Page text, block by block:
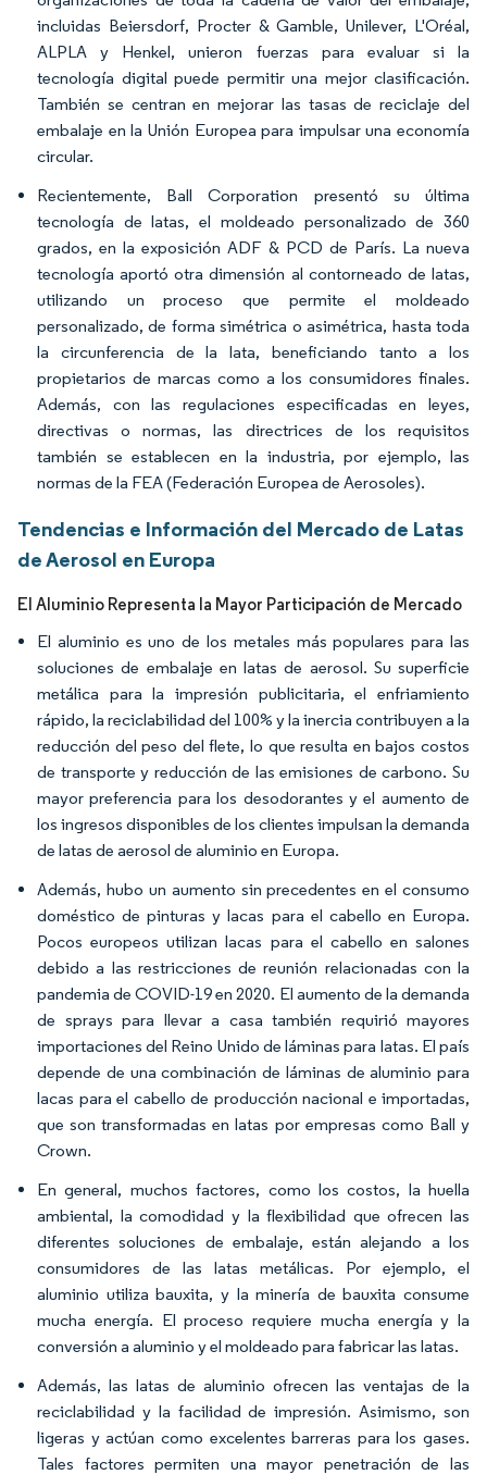
incluidas Beiersdorf, Procter & Gamble, Unilever, L'Oréal,
ALPLA y Henkel, unieron fuerzas para evaluar si la
tecnología digital puede permitir una mejor clasificación.
También se centran en mejorar las tasas de reciclaje del
embalaje en la Unión Europea para impulsar una economía
circular.
Recientemente, Ball Corporation presentó su última
tecnología de latas, el moldeado personalizado de 360
grados, en la exposición ADF & PCD de París. La nueva
tecnología aportó otra dimensión al contorneado de latas,
utilizando un proceso que permite el moldeado
personalizado, de forma simétrica o asimétrica, hasta toda
la circunferencia de la lata, beneficiando tanto a los
propietarios de marcas como a los consumidores finales.
Además, con las regulaciones especificadas en leyes,
directivas o normas, las directrices de los requisitos
también se establecen en la industria, por ejemplo, las
normas de la FEA (Federación Europea de Aerosoles).
Tendencias e Información del Mercado de Latas
de Aerosol en Europa
El Aluminio Representa la Mayor Participación de Mercado
El aluminio es uno de los metales más populares para las
soluciones de embalaje en latas de aerosol. Su superficie
metálica para la impresión publicitaria, el enfriamiento
rápido, la reciclabilidad del 100% y la inercia contribuyen a la
reducción del peso del flete, lo que resulta en bajos costos
de transporte y reducción de las emisiones de carbono. Su
mayor preferencia para los desodorantes y el aumento de
los ingresos disponibles de los clientes impulsan la demanda
de latas de aerosol de aluminio en Europa.
Además, hubo un aumento sin precedentes en el consumo
doméstico de pinturas y lacas para el cabello en Europa.
Pocos europeos utilizan lacas para el cabello en salones
debido a las restricciones de reunión relacionadas con la
pandemia de COVID-19 en 2020. El aumento de la demanda
de sprays para llevar a casa también requirió mayores
importaciones del Reino Unido de láminas para latas. El país
depende de una combinación de láminas de aluminio para
lacas para el cabello de producción nacional e importadas,
que son transformadas en latas por empresas como Ball y
Crown.
En general, muchos factores, como los costos, la huella
ambiental, la comodidad y la flexibilidad que ofrecen las
diferentes soluciones de embalaje, están alejando a los
consumidores de las latas metálicas. Por ejemplo, el
aluminio utiliza bauxita, y la minería de bauxita consume
mucha energía. El proceso requiere mucha energía y la
conversión a aluminio y el moldeado para fabricar las latas.
Además, las latas de aluminio ofrecen las ventajas de la
reciclabilidad y la facilidad de impresión. Asimismo, son
ligeras y actúan como excelentes barreras para los gases.
Tales factores permiten una mayor penetración de las